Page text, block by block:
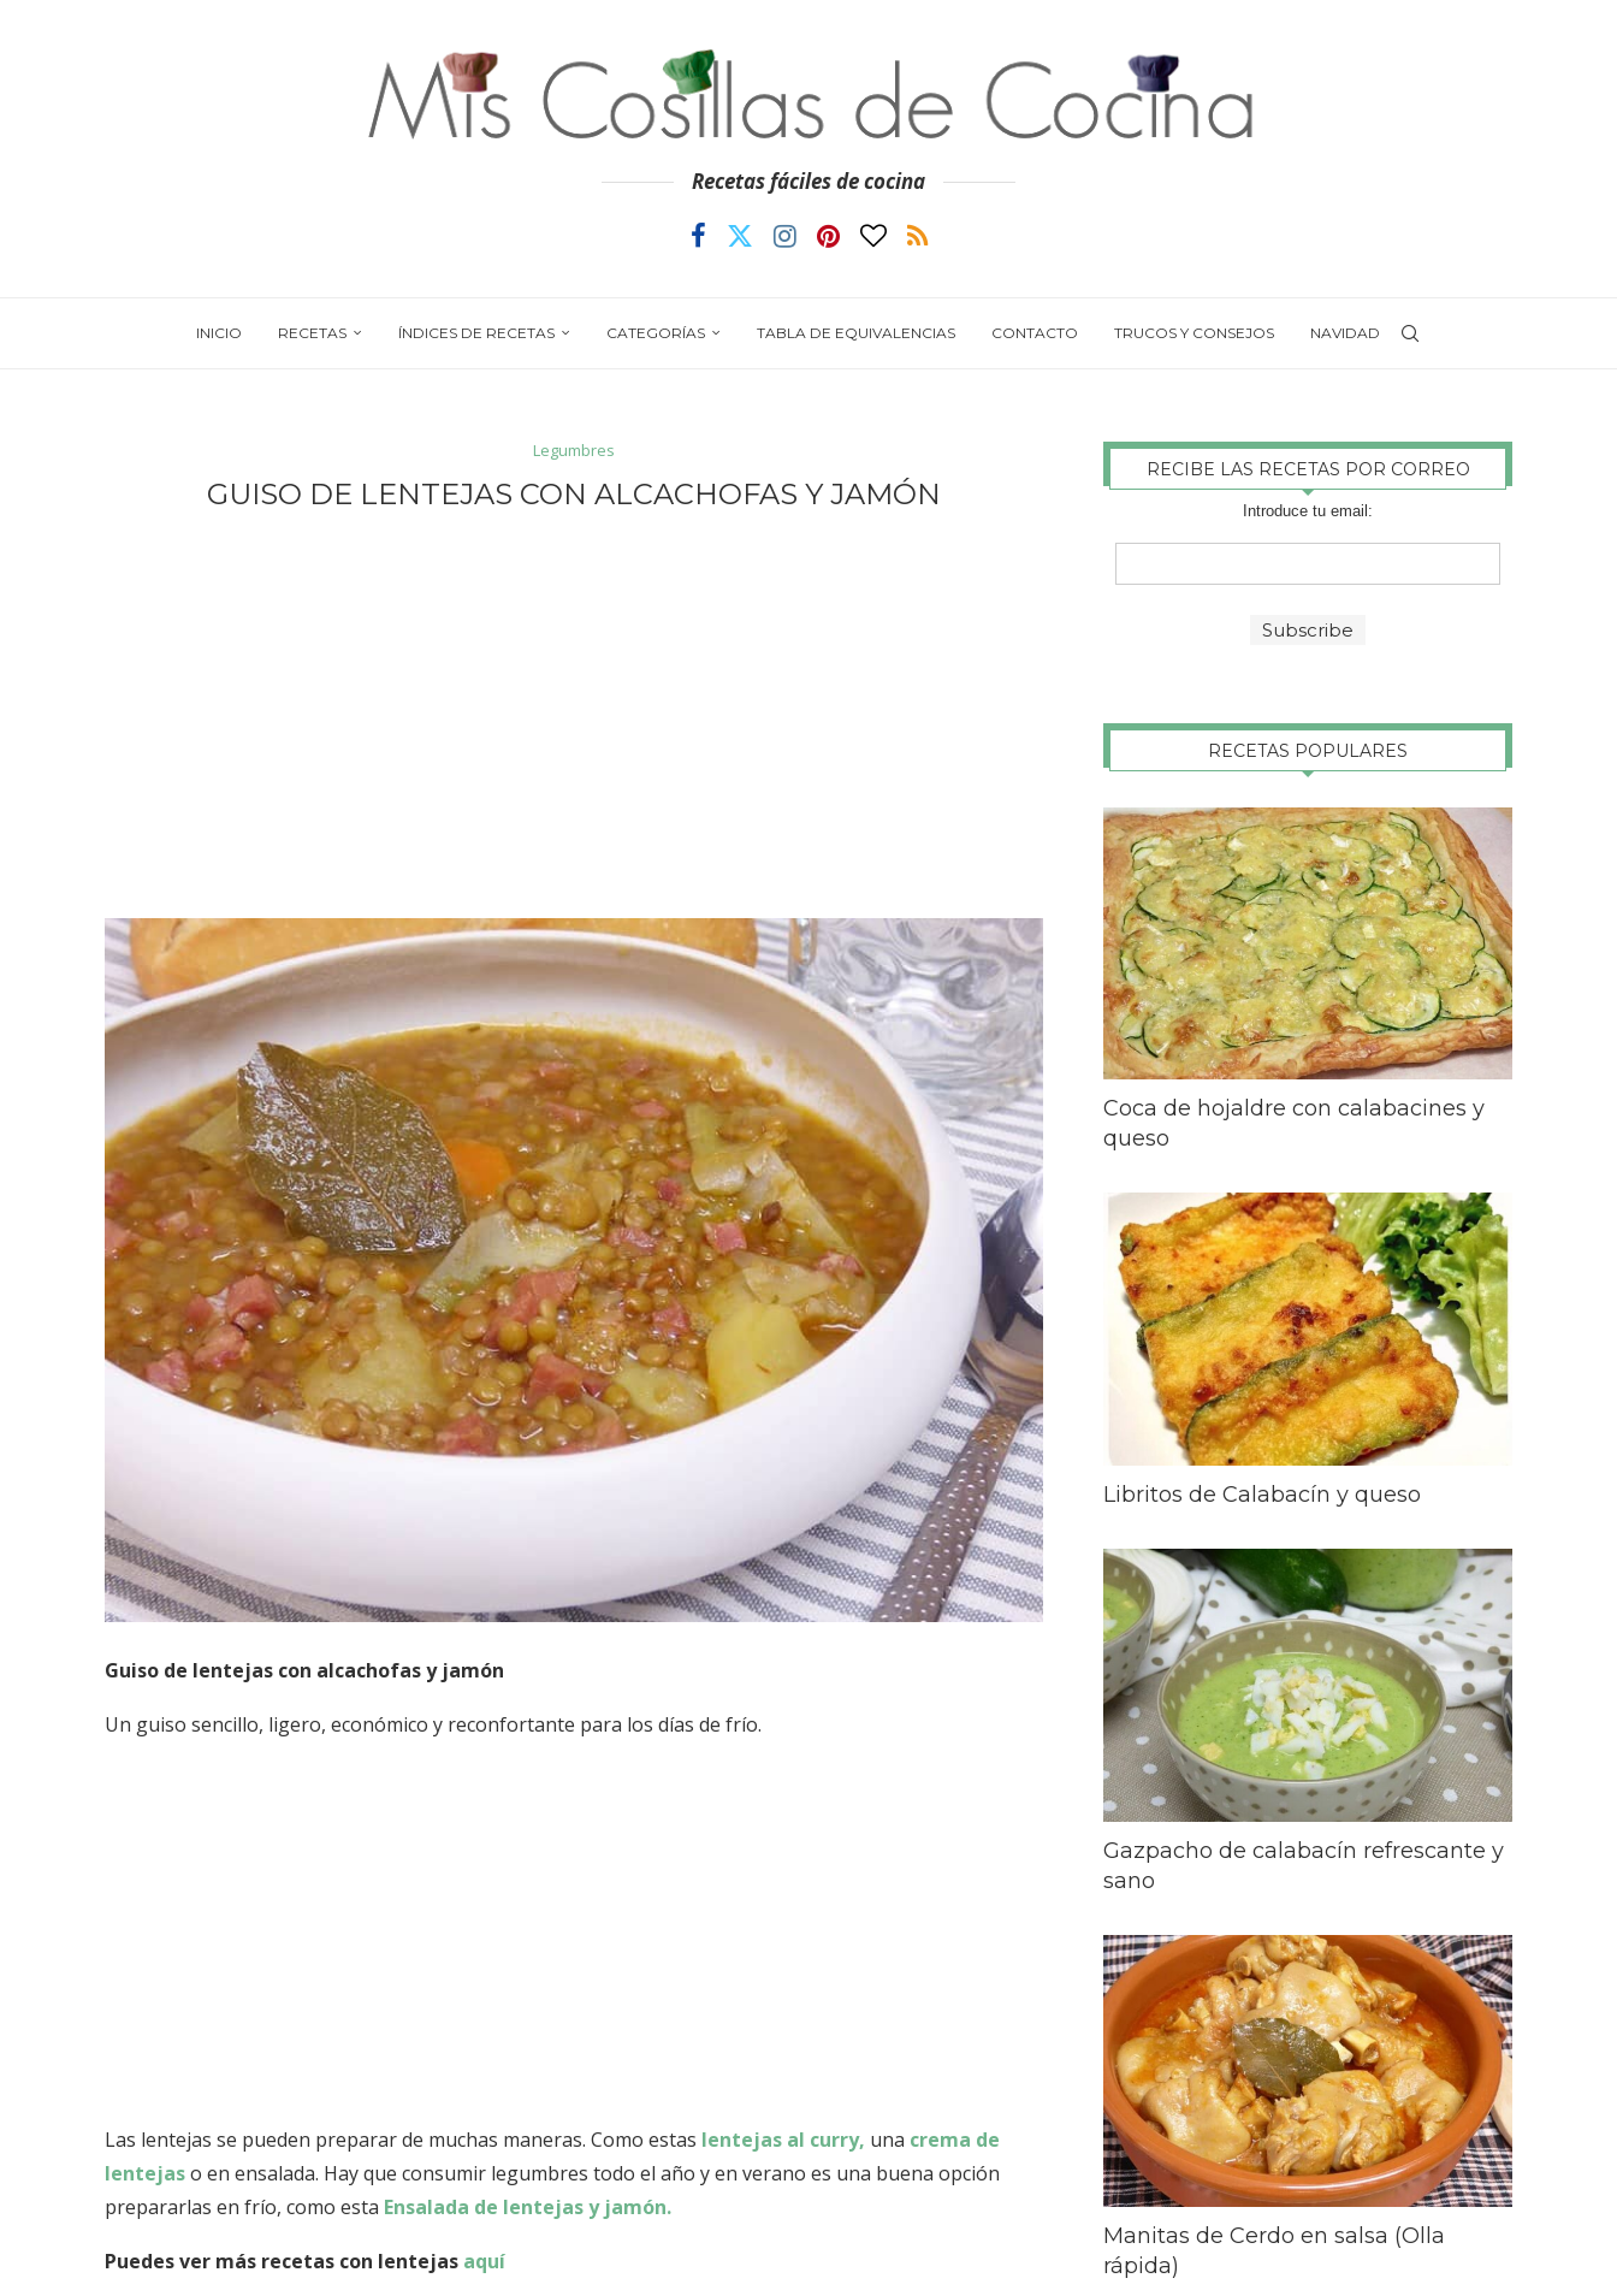
Recetas fáciles de cocina
INICIO RECETAS ÍNDICES DE RECETAS CATEGORÍAS TABLA DE EQUIVALENCIAS CONTACTO TRUCOS Y CONSEJOS NAVIDAD
Legumbres
GUISO DE LENTEJAS CON ALCACHOFAS Y JAMÓN
Guiso de lentejas con alcachofas y jamón
Un guiso sencillo, ligero, económico y reconfortante para los días de frío.
Las lentejas se pueden preparar de muchas maneras. Como estas lentejas al curry, una crema de
lentejaso en ensalada. Hay que consumir legumbres todo el año y en verano es una buena opción
prepararlas en frío, como esta Ensalada de lentejas y jamón.
Puedes ver más recetas con lentejas aquí
RECIBE LAS RECETAS POR CORREO
Introduce tu email:
RECETAS POPULARES
Coca de hojaldre con calabacines y
queso
Libritos de Calabacín y queso
Gazpacho de calabacín refrescante y
sano
Manitas de Cerdo en salsa (Olla
rápida)